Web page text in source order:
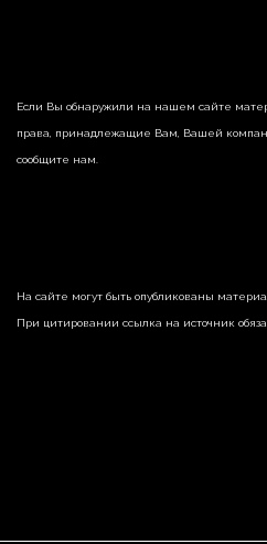
Если Вы обнаружили на нашем сайте
права, принадлежащие Вам, Вашей
сообщите нам.
На сайте могут быть опубликованы
При цитировании ссылка на источник